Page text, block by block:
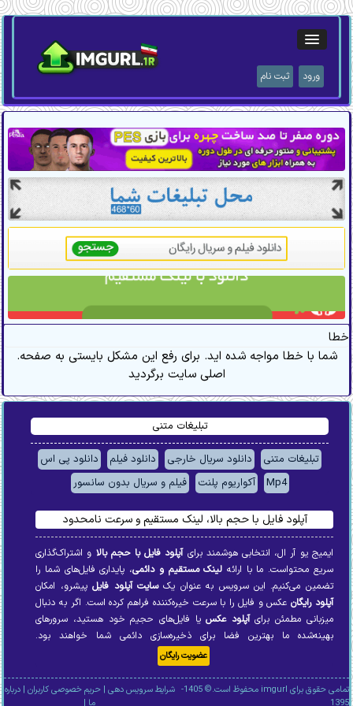
ورود ثبت نام
خطا
.شما با خطا مواجه شده اید. برای رفع این مشکل بایستی به صفحه
اصلی سایت برگردید
تبلیغات متنی
تبلیغات متنی دانلود سریال خارجی دانلود فیلم
دانلود پی اس
Mp4
آکواریوم پلنت فیلم و سریال بدون سانسور
آپلود فایل با حجم بالا، لینک مستقیم و سرعت نامحدود
ایمیج یو آر ال، انتخابی هوشمند برایآپلود فایل با حجم بالا و اشتراک‌گذاری
سریع محتواست. ما با ارائه لینک مستقیم و دائمی، پایداری فایل‌های شما را
تضمین می‌کنیم. این سرویس به عنوان یکسایت آپلود فایلپیشرو، امکان
آپلود رایگانعکس و فایل را با سرعت خیره‌کننده فراهم کرده است. اگر به دنبال
میزبانی مطمئن برایآپلود عکسیا فایل‌های حجیم خود هستید، سرورهای
بهینه‌شده ما بهترین فضا برای ذخیره‌سازی دائمی شما خواهند بود.
عضویت رایگان
تمامی حقوق برای imgurl محفوظ است.© 1405- شرایط سرویس دهی |حریم خصوصی کاربران |درباره